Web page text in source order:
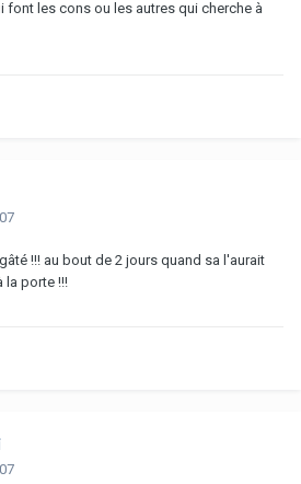
font les cons ou les autres qui cherche à
!!! au bout de 2 jours quand sa l'aurait
la porte !!!